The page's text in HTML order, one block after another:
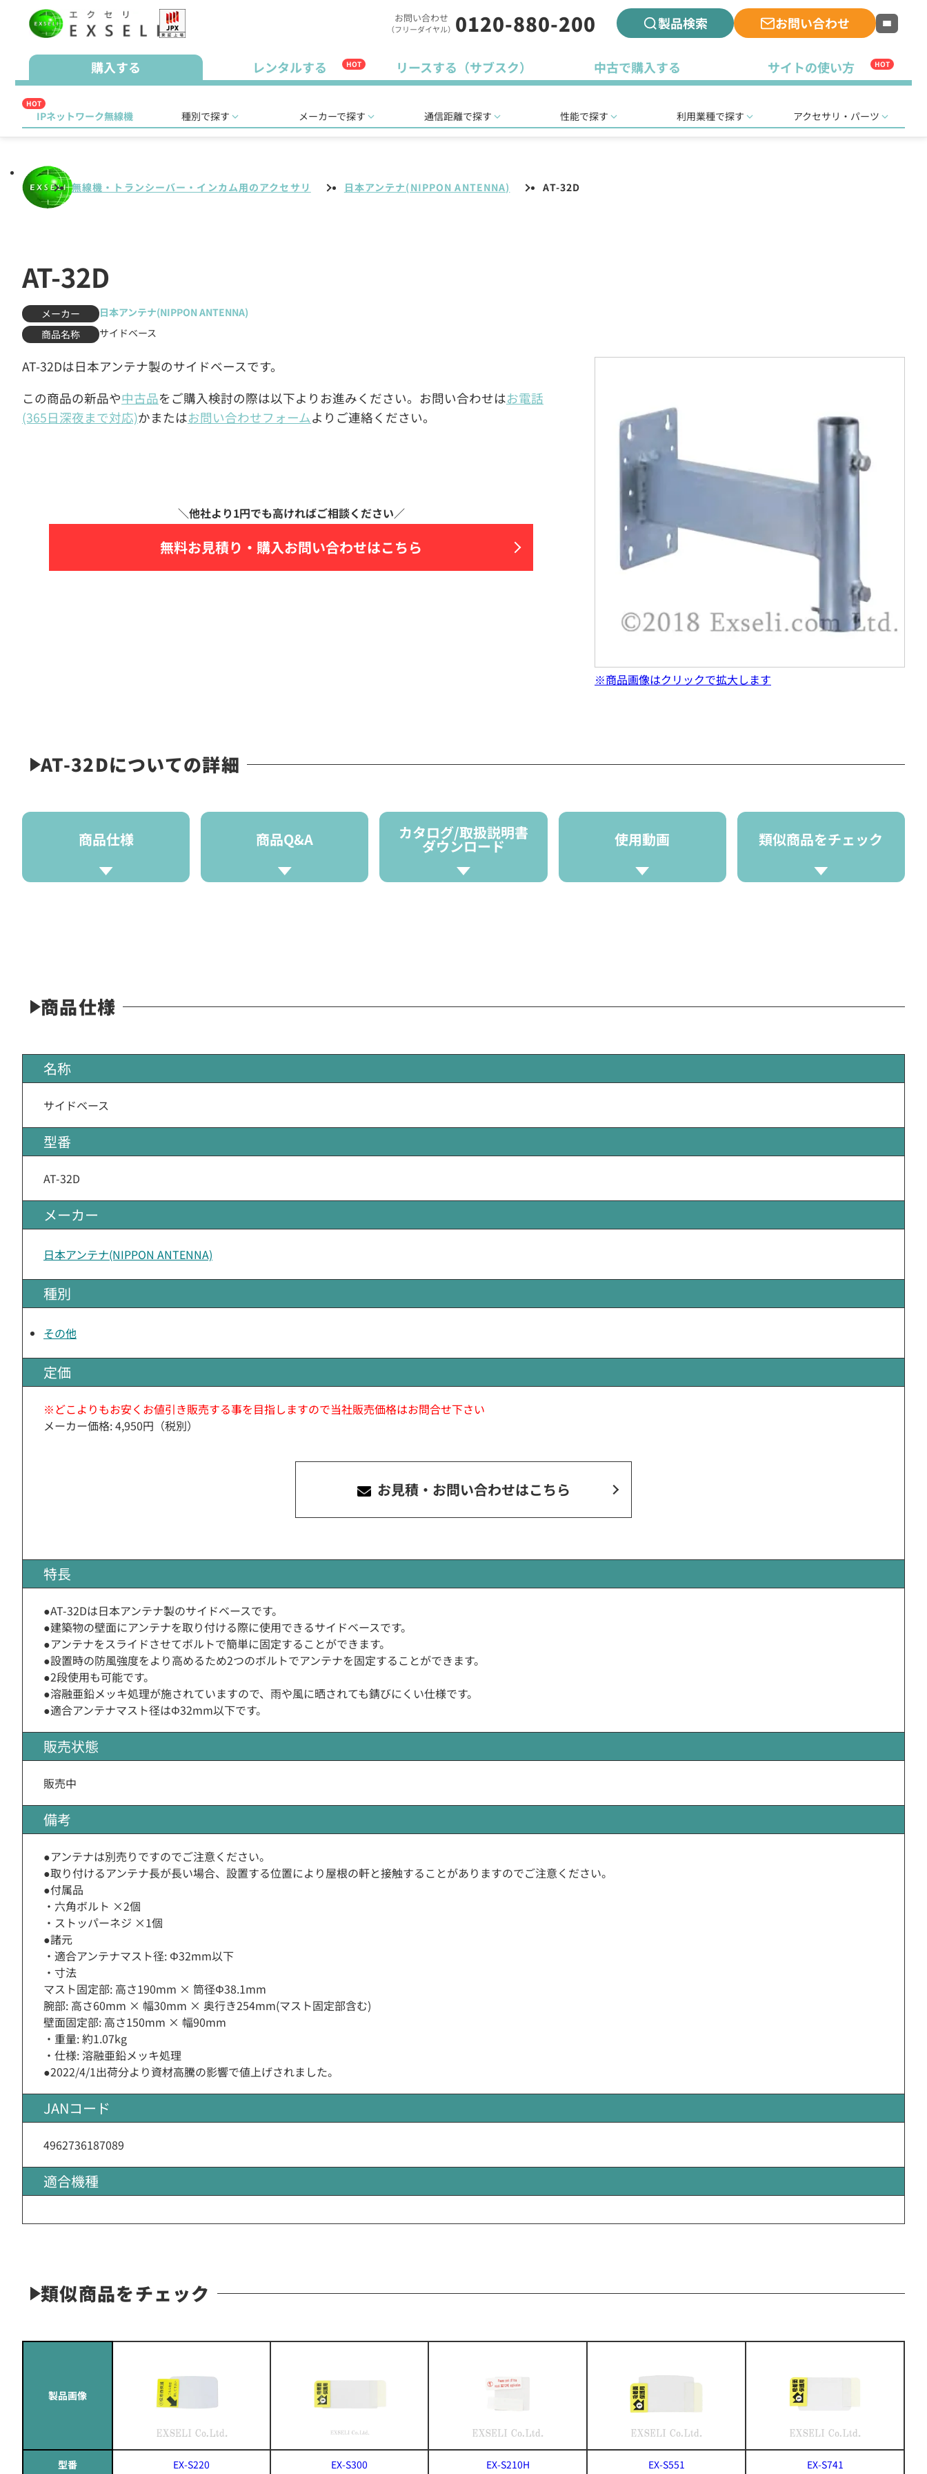
お問い合わせ
（フリーダイヤル） 0120-880-200 製品検索 お問い合わせ
購入する レンタルする HOT リースする（サブスク） 中古で購入する サイトの使い方 HOT
HOT
IPネットワーク無線機 種別で探す メーカーで探す 通信距離で探す 性能で探す 利用業種で探す アクセサリ・パーツ
無線機・トランシーバー・インカム用のアクセサリ 日本アンテナ(NIPPON ANTENNA) AT-32D
AT-32D
メーカー
日本アンテナ(NIPPON ANTENNA)
商品名称
サイドベース
AT-32Dは日本アンテナ製のサイドベースです。
この商品の新品や中古品をご購入検討の際は以下よりお進みください。お問い合わせはお電話
(365日深夜まで対応)かまたはお問い合わせフォームよりご連絡ください。
無料お見積り・ 購入お問い合わせはこちら
※商品画像はクリックで拡大します
AT-32Dについての詳細
商品仕様 商品Q&A カタログ/取扱説明書
ダウンロード 使用動画 類似商品をチェック
商品仕様
名称
サイドベース
型番
AT-32D
メーカー
日本アンテナ(NIPPON ANTENNA)
種別
その他
定価
※どこよりもお安くお値引き販売する事を目指しますので当社販売価格はお問合せ下さい
メーカー価格: 4,950円（税別）
お見積・お問い合わせはこちら
特長
●AT-32Dは日本アンテナ製のサイドベースです。
●建築物の壁面にアンテナを取り付ける際に使用できるサイドベースです。
●アンテナをスライドさせてボルトで簡単に固定することができます。
●設置時の防風強度をより高めるため2つのボルトでアンテナを固定することができます。
●2段使用も可能です。
●溶融亜鉛メッキ処理が施されていますので、雨や風に晒されても錆びにくい仕様です。
●適合アンテナマスト径はΦ32mm以下です。
販売状態
販売中
備考
●アンテナは別売りですのでご注意ください。
●取り付けるアンテナ長が長い場合、設置する位置により屋根の軒と接触することがありますのでご注意ください。
●付属品
・六角ボルト ×2個
・ストッパーネジ ×1個
●諸元
・適合アンテナマスト径: Φ32mm以下
・寸法
マスト固定部: 高さ190mm × 筒径Φ38.1mm
腕部: 高さ60mm × 幅30mm × 奥行き254mm(マスト固定部含む)
壁面固定部: 高さ150mm × 幅90mm
・重量: 約1.07kg
・仕様: 溶融亜鉛メッキ処理
●2022/4/1出荷分より資材高騰の影響で値上げされました。
JANコード
4962736187089
適合機種
類似商品をチェック
製品画像
型番 EX-S220 EX-S300 EX-S210H EX-S551 EX-S741